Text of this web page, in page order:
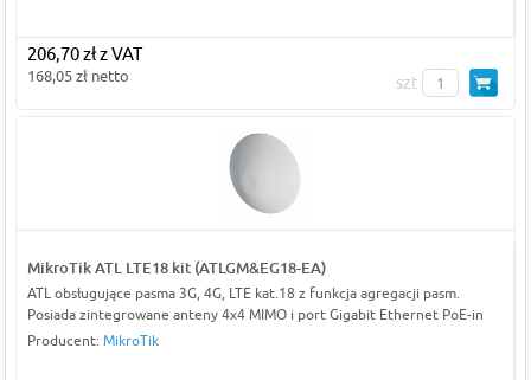
206,70 zł z VAT
168,05 zł netto szt
MikroTik ATL LTE18 kit (ATLGM&EG18-EA)
ATL obsługujące pasma 3G, 4G, LTE kat.18 z funkcja agregacji pasm.
Posiada zintegrowane anteny 4x4 MIMO i port Gigabit Ethernet PoE-in
Producent: MikroTik